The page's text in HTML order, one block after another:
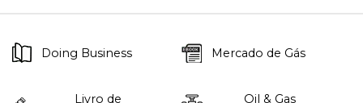
Doing Business Mercado de Gás
Livro de Oil & Gas